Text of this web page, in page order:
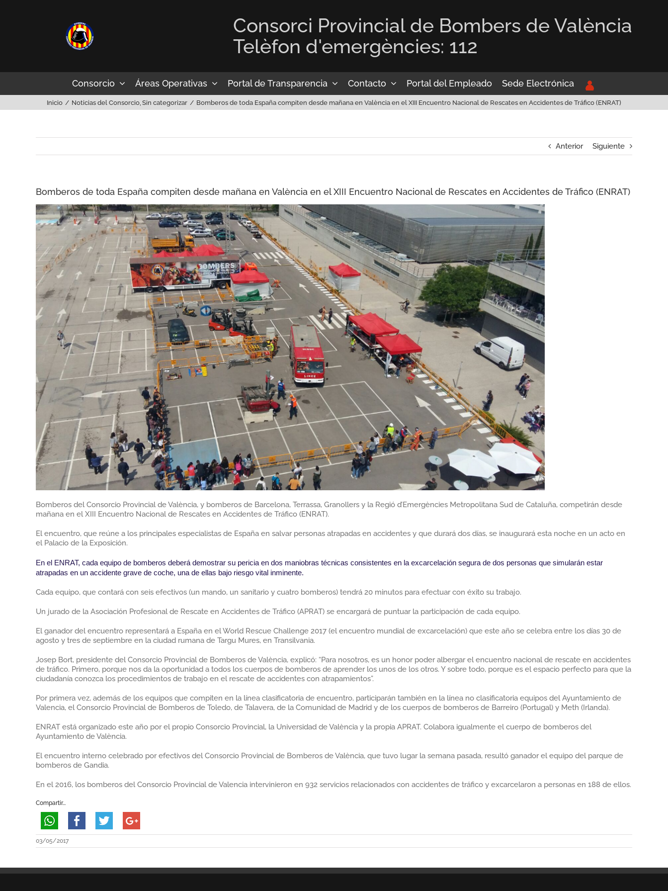
Consorci Provincial de Bombers de València
Telèfon d'emergències: 112
Consorcio Áreas Operativas Portal de Transparencia Contacto Portal del Empleado Sede Electrónica
Inicio Noticias del Consorcio Sin categorizar Bomberos de toda España compiten desde mañana en València en el XIII Encuentro Nacional de Rescates en Accidentes de Tráfico (ENRAT)
Anterior Siguiente
Bomberos de toda España compiten desde mañana en València en el XIII Encuentro Nacional de Rescates en Accidentes de Tráfico (ENRAT)
Bomberos del Consorcio Provincial de València, y bomberos de Barcelona, Terrassa, Granollers y la Regió d’Emergències Metropolitana Sud de Cataluña, competirán desde
mañana en el XIII Encuentro Nacional de Rescates en Accidentes de Tráfico (ENRAT).
El encuentro, que reúne a los principales especialistas de España en salvar personas atrapadas en accidentes y que durará dos días, se inaugurará esta noche en un acto en
el Palacio de la Exposición.
En el ENRAT, cada equipo de bomberos deberá demostrar su pericia en dos maniobras técnicas consistentes en la excarcelación segura de dos personas que simularán estar
atrapadas en un accidente grave de coche, una de ellas bajo riesgo vital inminente.
Cada equipo, que contará con seis efectivos (un mando, un sanitario y cuatro bomberos) tendrá 20 minutos para efectuar con éxito su trabajo.
Un jurado de la Asociación Profesional de Rescate en Accidentes de Tráfico (APRAT) se encargará de puntuar la participación de cada equipo.
El ganador del encuentro representará a España en el World Rescue Challenge 2017 (el encuentro mundial de excarcelación) que este año se celebra entre los días 30 de
agosto y tres de septiembre en la ciudad rumana de Targu Mures, en Transilvania.
Josep Bort, presidente del Consorcio Provincial de Bomberos de València, explicó: “Para nosotros, es un honor poder albergar el encuentro nacional de rescate en accidentes
de tráfico. Primero, porque nos da la oportunidad a todos los cuerpos de bomberos de aprender los unos de los otros. Y sobre todo, porque es el espacio perfecto para que la
ciudadanía conozca los procedimientos de trabajo en el rescate de accidentes con atrapamientos”.
Por primera vez, además de los equipos que compiten en la línea clasificatoria de encuentro, participarán también en la línea no clasificatoria equipos del Ayuntamiento de
Valencia, el Consorcio Provincial de Bomberos de Toledo, de Talavera, de la Comunidad de Madrid y de los cuerpos de bomberos de Barreiro (Portugal) y Meth (Irlanda).
ENRAT está organizado este año por el propio Consorcio Provincial, la Universidad de València y la propia APRAT. Colabora igualmente el cuerpo de bomberos del
Ayuntamiento de València.
El encuentro interno celebrado por efectivos del Consorcio Provincial de Bomberos de València, que tuvo lugar la semana pasada, resultó ganador el equipo del parque de
bomberos de Gandia.
En el 2016, los bomberos del Consorcio Provincial de Valencia intervinieron en 932 servicios relacionados con accidentes de tráfico y excarcelaron a personas en 188 de ellos.
Compartir...
03/05/2017